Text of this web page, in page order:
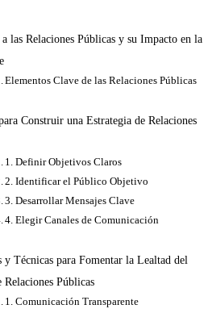
las Relaciones Públicas y su Impacto en la
Elementos Clave de las Relaciones Públicas
Construir una Estrategia de Relaciones
1. Definir Objetivos Claros
2. Identificar el Público Objetivo
3. Desarrollar Mensajes Clave
4. Elegir Canales de Comunicación
y Técnicas para Fomentar la Lealtad del
Relaciones Públicas
1. Comunicación Transparente